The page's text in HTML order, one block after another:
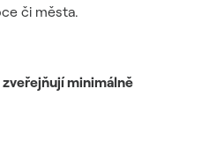
či města.
zveřejňují minimálně